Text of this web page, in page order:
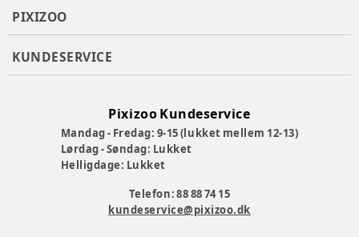
PIXIZOO
KUNDESERVICE
Pixizoo Kundeservice
Mandag - Fredag: 9-15 (lukket mellem 12-13)
Lørdag - Søndag: Lukket
Helligdage: Lukket
Telefon: 88 88 74 15
kundeservice@pixizoo.dk